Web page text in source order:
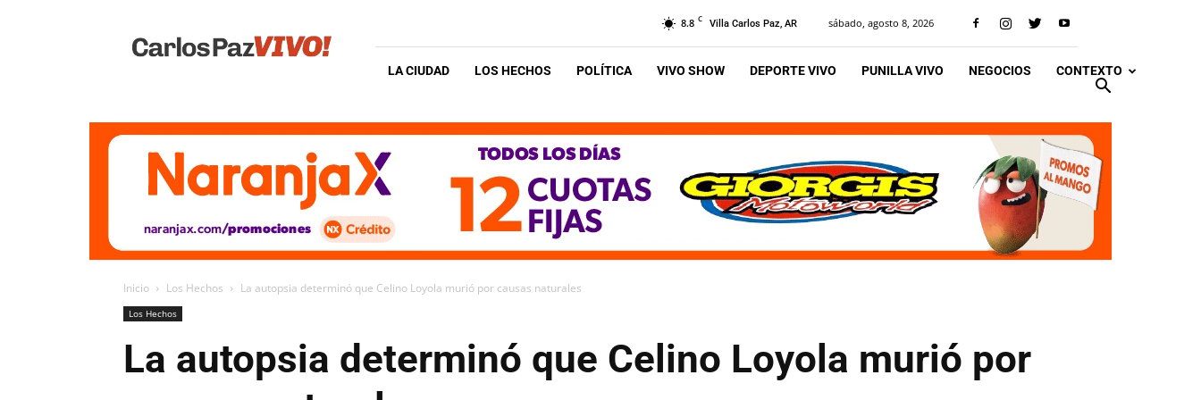
Vivo
8.8 C Villa Carlos Paz, AR sábado, agosto 8, 2026
LA CIUDAD LOS HECHOS POLÍTICA VIVO SHOW DEPORTE VIVO PUNILLA VIVO NEGOCIOS CONTEXTO
Inicio Los Hechos La autopsia determinó que Celino Loyola murió por causas naturales
Los Hechos
La autopsia determinó que Celino Loyola murió por